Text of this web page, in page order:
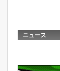
ニュース